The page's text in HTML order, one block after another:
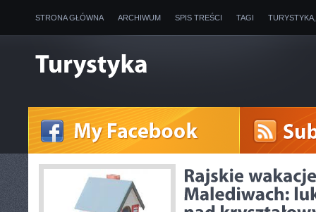
STRONA GŁÓWNA ARCHIWUM SPIS TREŚCI TAGI